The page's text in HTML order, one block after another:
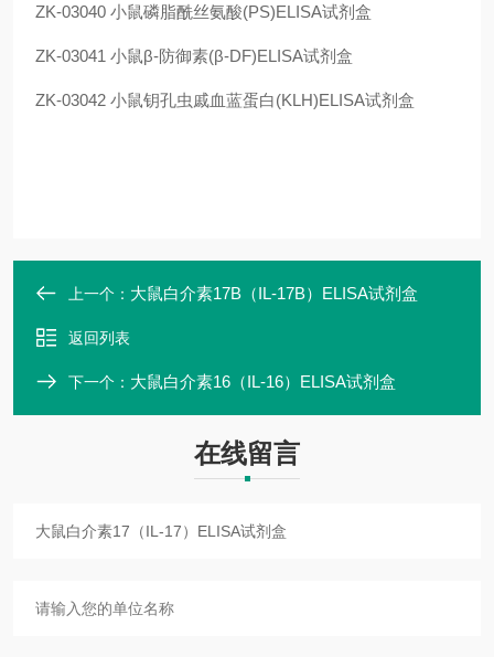
ZK-03040 小鼠磷脂酰丝氨酸(PS)ELISA试剂盒
ZK-03041 小鼠β-防御素(β-DF)ELISA试剂盒
ZK-03042 小鼠钥孔虫戚血蓝蛋白(KLH)ELISA试剂盒
上一个： 大鼠白介素17B（IL-17B）ELISA试剂盒
返回列表
下一个： 大鼠白介素16（IL-16）ELISA试剂盒
在线留言